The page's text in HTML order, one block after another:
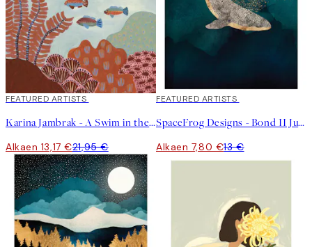
40%*
FEATURED ARTISTS
Karina Jambrak - A Swim in the Ocean Juliste
Alkaen 13,17 €21,95 €
40%*
FEATURED ARTISTS
SpaceFrog Designs - Bond II Juliste
Alkaen 7,80 €13 €